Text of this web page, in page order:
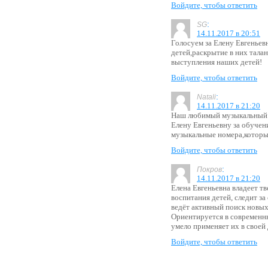
Войдите, чтобы ответить
SG:
14.11.2017 в 20:51
Голосуем за Елену
детей,раскрытие в них
выступления наших детей!
Войдите, чтобы ответить
Natali:
14.11.2017 в 21:20
Наш любимый музыкальный
Елену Евгеньевну за
музыкальные
Войдите, чтобы ответить
Покров:
14.11.2017 в 21:20
Елена Евгеньевна владеет
воспитания детей, следит
ведёт активный поиск
Ориентируется в
умело применяет их в своей
Войдите, чтобы ответить